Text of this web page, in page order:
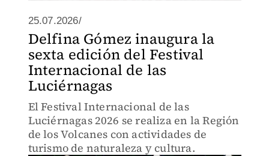
25.07.2026/
Delfina Gómez inaugura la
sexta edición del Festival
Internacional de las
Luciérnagas
El Festival Internacional de las
Luciérnagas 2026 se realiza en la Región
de los Volcanes con actividades de
turismo de naturaleza y cultura.